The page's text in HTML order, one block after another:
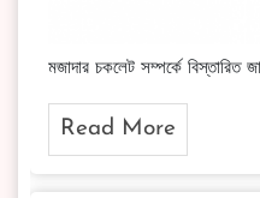
মজাদার চকলেট সম্পর্কে বিস্তারিত
Read More